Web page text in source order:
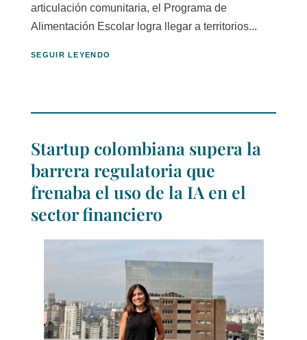
articulación comunitaria, el Programa de
Alimentación Escolar logra llegar a territorios...
SEGUIR LEYENDO
Startup colombiana supera la
barrera regulatoria que
frenaba el uso de la IA en el
sector financiero